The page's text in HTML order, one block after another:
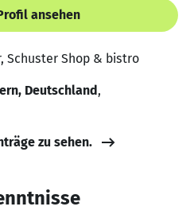
ansehen
Schuster Shop & bistro
Deutschland,
zu sehen.